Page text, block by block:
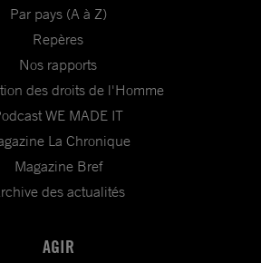
Par pays (A à Z)
Repères
Nos rapports
des droits de l'Homme
WE MADE IT
La Chronique
Magazine Bref
des actualités
AGIR